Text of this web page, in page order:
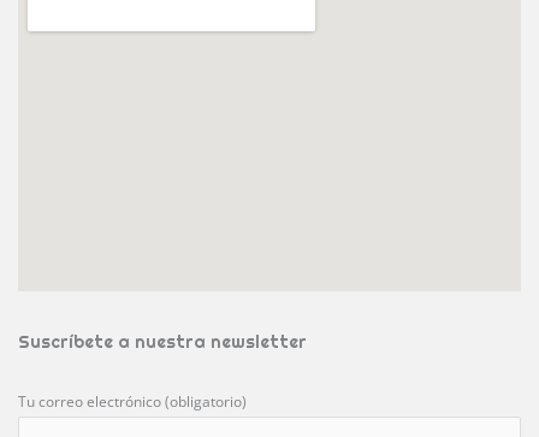
Suscríbete a nuestra newsletter
Tu correo electrónico (obligatorio)